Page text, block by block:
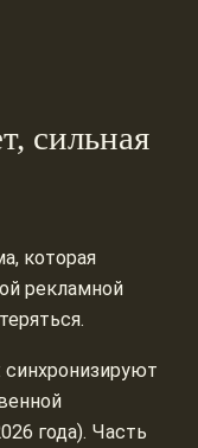
сильная
которая
рекламной
года). Часть